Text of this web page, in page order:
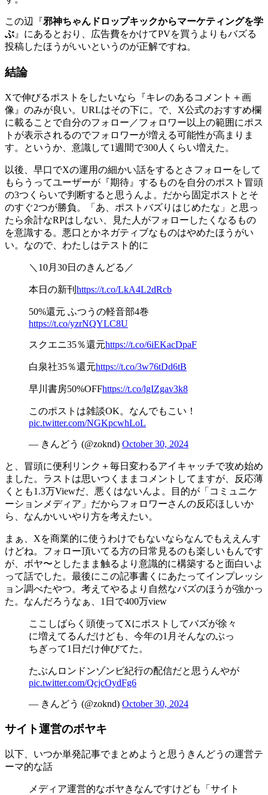
この辺『邪神ちゃんドロップキックからマーケティングを学
ぶ 』にあるとおり、広告費をかけてPVを買うよりもバズる
投稿したほうがいいというのが正解ですね。
結論
Xで伸びるポストをしたいなら『キレのあるコメント＋画
像』のみが良い。URLはその下に。で、X公式のおすすめ欄
に載ることで自分のフォロー／フォロワー以上の範囲にポス
トが表示されるのでフォロワーが増える可能性が高まりま
す。というか、意識して1週間で300人くらい増えた。
以後、早口でXの運用の細かい話をするとさフォローをして
もらうってユーザーが『期待』するものを自分のポスト冒頭
の3つくらいで判断すると思うんよ。だから固定ポストとそ
のすぐ2つが勝負。「あ、ポストバズりはじめたな」と思っ
たら余計なRPはしない、見た人がフォローしたくなるもの
を意識する。悪口とかネガティブなものはやめたほうがい
い。なので、わたしはテスト的に
＼10月30日のきんどる／
本日の新刊 https://t.co/LkA4L2dRcb
50%還元 ふつうの軽音部4巻
https://t.co/yzrNQYLC8U
スクエニ35％還元https://t.co/6iEKacDpaF
白泉社35％還元https://t.co/3w76tDd6tB
早川書房50%OFFhttps://t.co/lgIZgav3k8
このポストは雑談OK。なんでもこい！
pic.twitter.com/NGKpcwhLoL
— きんどう (@zoknd) October 30, 2024
と、冒頭に便利リンク＋毎日変わるアイキャッチで攻め始め
ました。ラストは思いつくままコメントしてますが、反応薄
くとも1.3万Viewだ、悪くはないんよ。目的が「コミュニケ
ーションメディア」だからフォロワーさんの反応ほしいか
ら、なんかいいやり方を考えたい。
まぁ、Xを商業的に使うわけでもないならなんでもええんす
けどね。フォロー頂いてる方の日常見るのも楽しいもんです
が、ボヤ〜としたまま触るより意識的に構築すると面白いよ
って話でした。最後にこの記事書くにあたってインプレッシ
ョン調べたやつ。考えてやるより自然なバズのほうが強かっ
た。なんだろうなぁ、1日で400万view
ここしばらく頭使ってXにポストしてバズが徐々
に増えてるんだけども、今年の1月そんなのぶっ
ちぎって1日だけ伸びてた。
たぶんロンドンゾンビ紀行の配信だと思うんやが
pic.twitter.com/QcjcOydFg6
— きんどう (@zoknd) October 30, 2024
サイト運営のボヤキ
以下、いつか単発記事でまとめようと思うきんどうの運営テ
ーマ的な話
メディア運営的なボヤきなんですけども「サイト